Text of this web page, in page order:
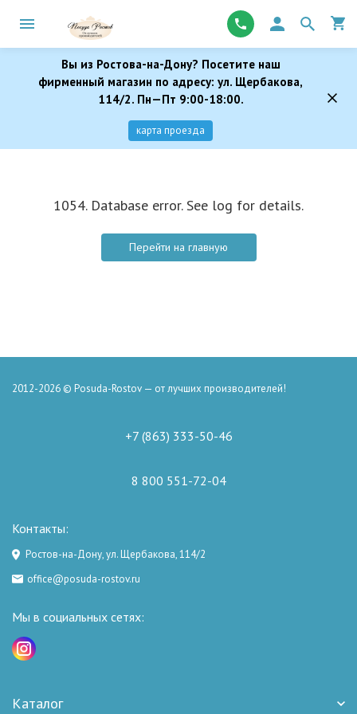
Вы из Ростова-на-Дону? Посетите наш
фирменный магазин по адресу: ул. Щербакова,
114/2. Пн—Пт 9:00-18:00.
карта проезда
1054. Database error. See log for details.
Перейти на главную
2012-2026 © Posuda-Rostov — от лучших производителей!
+7 (863) 333-50-46
8 800 551-72-04
Контакты:
Ростов-на-Дону, ул. Щербакова, 114/2
office@posuda-rostov.ru
Мы в социальных сетях:
Каталог